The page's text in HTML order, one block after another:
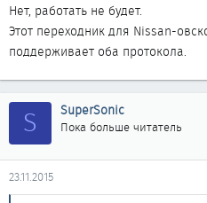
Нет, работать не будет.
Этот переходник для Nissan-
поддерживает оба протокола.
S SuperSonic
Пока больше читатель
23.11.2015